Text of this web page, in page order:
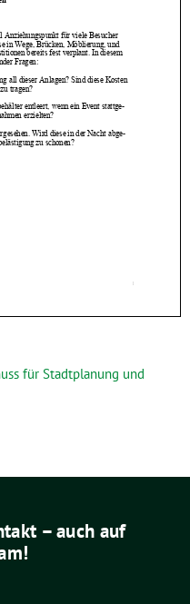
für Stadtplanung und
– auch auf